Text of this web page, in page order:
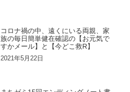
コロナ禍の中、遠くにいる両親、家
族の毎日簡単健在確認の【お元気で
すかメール】と【今どこ救R】
2021年5月22日